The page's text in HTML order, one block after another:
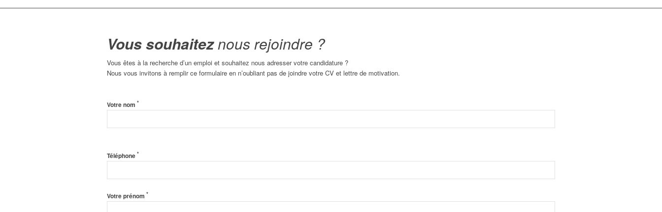
Vous souhaiteznous rejoindre ?
Vous êtes à la recherche d’un emploi et souhaitez nous adresser votre candidature ?
Nous vous invitons à remplir ce formulaire en n’oubliant pas de joindre votre CV et lettre de motivation.
Votre nom *
Téléphone *
Votre prénom *